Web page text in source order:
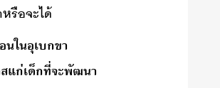
รือจะได้
ในอุเบกขา
แก่เด็กที่จะพัฒนา